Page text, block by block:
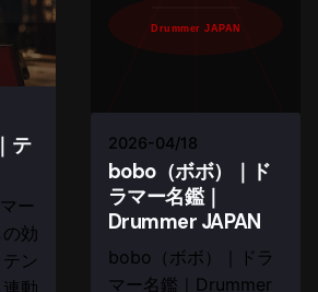
テ
ー
効
ン
動
Drummer JAPAN
2026-04/18
bobo（ボボ）｜ド
ラマー名鑑｜
Drummer JAPAN
bobo（ボボ）｜ドラ
マー名鑑｜Drummer